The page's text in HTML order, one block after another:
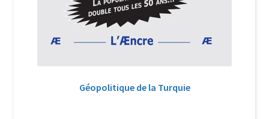
Géopolitique de la Turquie